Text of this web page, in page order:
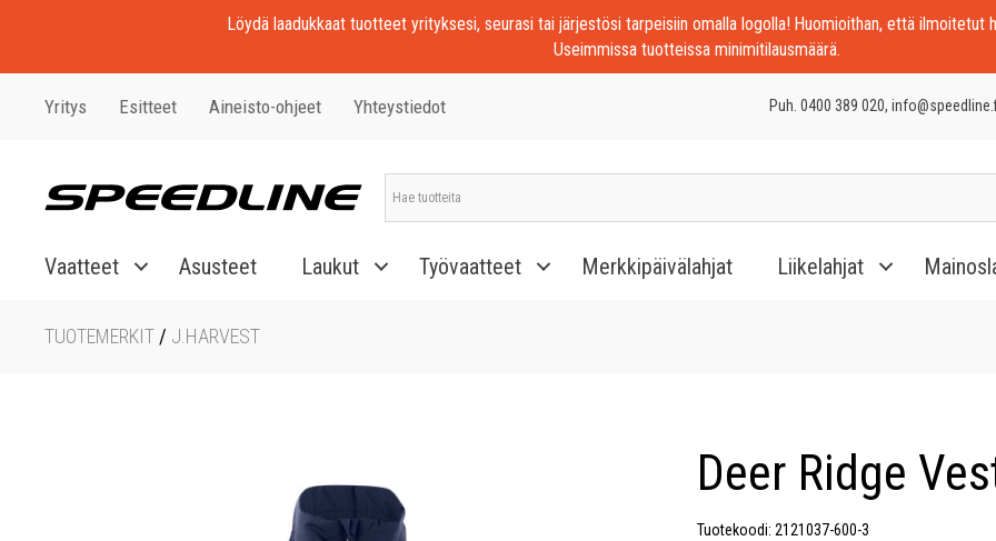
Löydä laadukkaat tuotteet yrityksesi, seurasi tai järjestösi tarpeisiin omalla logolla! Huomioithan, että ilmoitetut
Useimmissa tuotteissa minimitilausmäärä.
Yritys Esitteet Aineisto-ohjeet Yhteystiedot Puh. 0400 389 020,
Vaatteet Asusteet Laukut Työvaatteet Merkkipäivälahjat Liikelahjat
TUOTEMERKIT / J.HARVEST
Deer Ridge
Tuotekoodi: 2121037-600-3